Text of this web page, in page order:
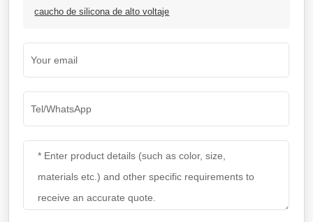
caucho de silicona de alto voltaje